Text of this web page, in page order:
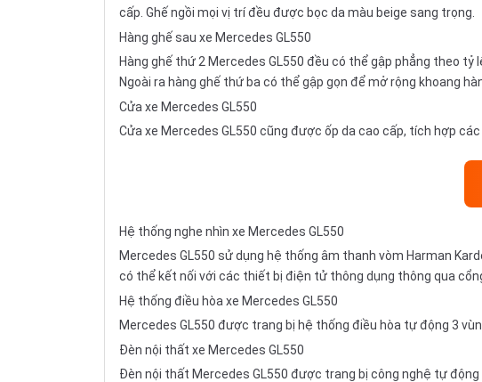
cấp. Ghế ngồi mọi vị trí đều được bọc da màu beige sang trọng.
Hàng ghế sau xe Mercedes GL550
Hàng ghế thứ 2 Mercedes GL550 đều có thể gập phẳng theo
Ngoài ra hàng ghế thứ ba có thể gập gọn để mở rộng khoang
Cửa xe Mercedes GL550
Cửa xe Mercedes GL550 cũng được ốp da cao cấp, tích hợp
Hệ thống nghe nhìn xe Mercedes GL550
Mercedes GL550 sử dụng hệ thống âm thanh vòm Harman
có thể kết nối với các thiết bị điện tử thông dụng thông qua
Hệ thống điều hòa xe Mercedes GL550
Mercedes GL550 được trang bị hệ thống điều hòa tự động 3
Đèn nội thất xe Mercedes GL550
Đèn nội thất Mercedes GL550 được trang bị công nghệ tự